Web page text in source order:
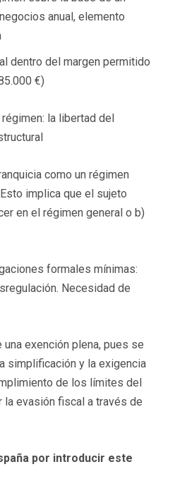
anual, elemento
dentro del margen permitido
€)
la libertad del
como un régimen
implica que el sujeto
en el régimen general o b)
formales mínimas:
Necesidad de
exención plena, pues se
simplificación y la exigencia
de los límites del
la evasión fiscal a través de
por introducir este